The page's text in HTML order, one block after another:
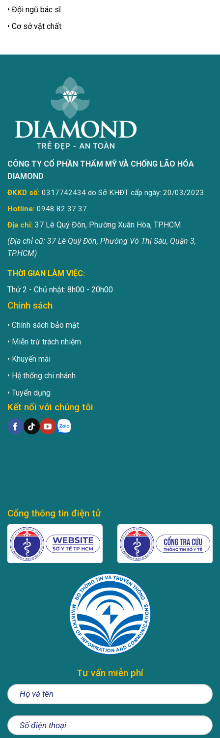
Đội ngũ bác sĩ
Cơ sở vật chất
CÔNG TY CỔ PHẦN THẨM MỸ VÀ CHỐNG LÃO HÓA
DIAMOND
ĐKKD số: 0317742434 do Sở KHĐT cấp ngày: 20/03/2023.
Hotline: 0948 82 37 37
Địa chỉ: 37 Lê Quý Đôn, Phường Xuân Hòa, TP.HCM
(Địa chỉ cũ: 37 Lê Quý Đôn, Phường Võ Thị Sáu, Quận 3,
TP.HCM)
THỜI GIAN LÀM VIỆC:
Thứ 2 - Chủ nhật: 8h00 - 20h00
Chính sách
Chính sách bảo mật
Miễn trừ trách nhiệm
Khuyến mãi
Hệ thống chi nhánh
Tuyển dụng
Kết nối với chúng tôi
Cổng thông tin điện tử
Tư vấn miễn phí